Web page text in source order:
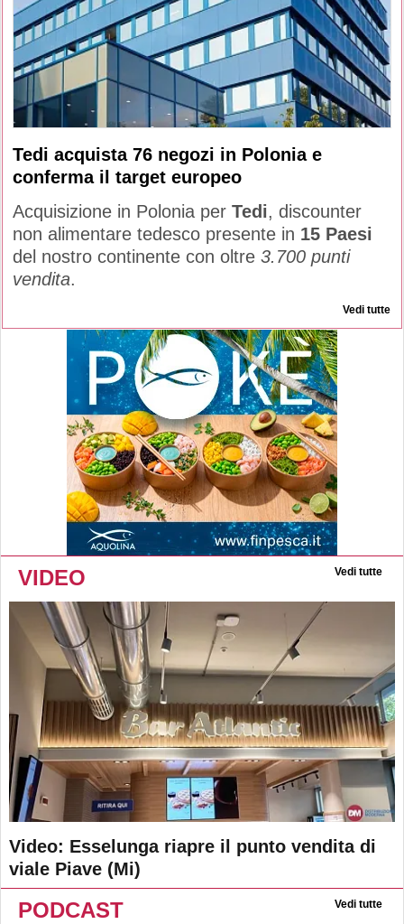
Tedi acquista 76 negozi in Polonia e
conferma il target europeo
Acquisizione in Polonia per Tedi, discounter
non alimentare tedesco presente in 15 Paesi
del nostro continente con oltre 3.700 punti
vendita.
Vedi tutte
VIDEO Vedi tutte
Video: Esselunga riapre il punto vendita di
viale Piave (Mi)
PODCAST Vedi tutte